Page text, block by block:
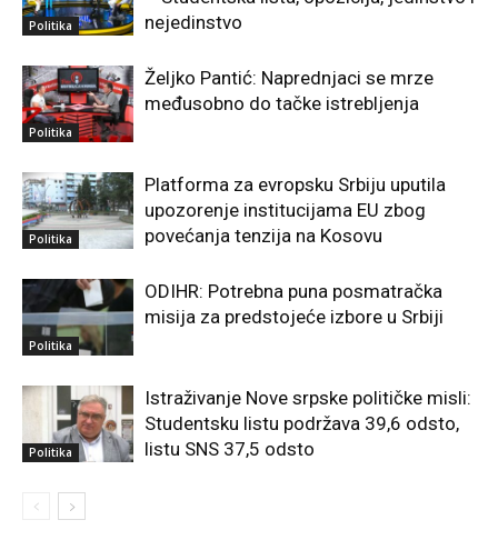
Politika
nejedinstvo
Politika
Željko Pantić: Naprednjaci se mrze
međusobno do tačke istrebljenja
Politika
Platforma za evropsku Srbiju uputila
upozorenje institucijama EU zbog
povećanja tenzija na Kosovu
Politika
ODIHR: Potrebna puna posmatračka
misija za predstojeće izbore u Srbiji
Politika
Istraživanje Nove srpske političke misli:
Studentsku listu podržava 39,6 odsto,
listu SNS 37,5 odsto